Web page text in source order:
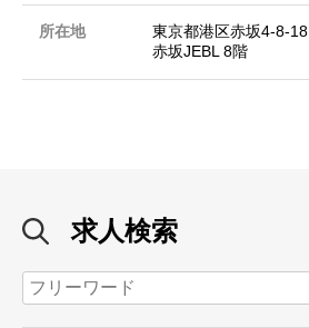
所在地
東京都港区赤坂4-8-18
赤坂JEBL 8階
求人検索